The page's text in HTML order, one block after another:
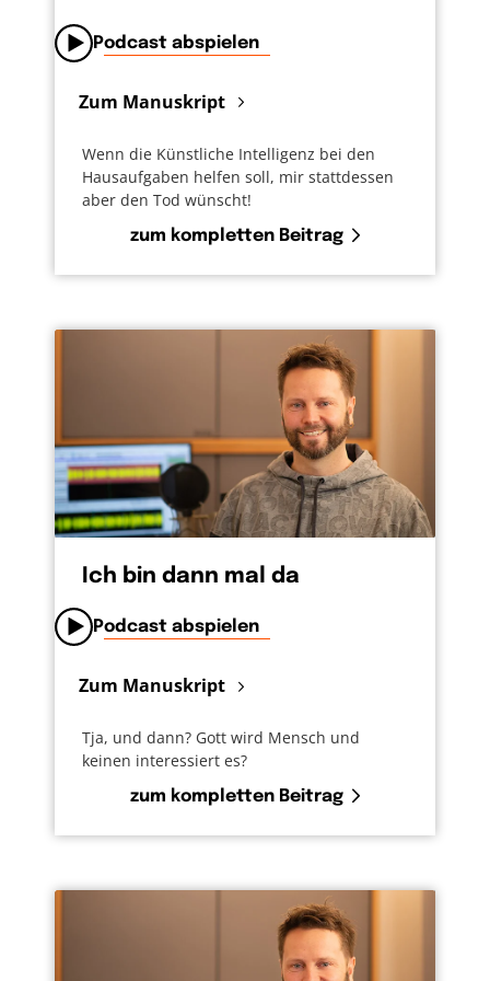
Podcast abspielen
Zum Manuskript
Wenn die Künstliche Intelligenz bei den
Hausaufgaben helfen soll, mir stattdessen
aber den Tod wünscht!
zum kompletten Beitrag
Ich bin dann mal da
Podcast abspielen
Zum Manuskript
Tja, und dann? Gott wird Mensch und
keinen interessiert es?
zum kompletten Beitrag